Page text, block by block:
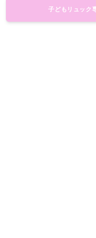
子どもリュック